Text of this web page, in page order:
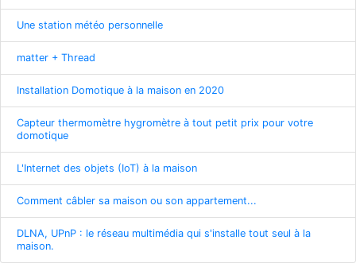
Une station météo personnelle
matter + Thread
Installation Domotique à la maison en 2020
Capteur thermomètre hygromètre à tout petit prix pour votre
domotique
L'Internet des objets (IoT) à la maison
Comment câbler sa maison ou son appartement...
DLNA, UPnP : le réseau multimédia qui s'installe tout seul à la
maison.